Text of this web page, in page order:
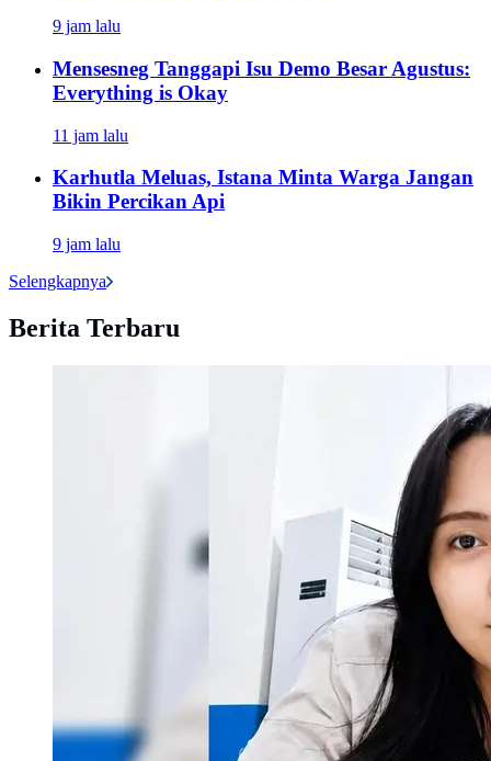
9 jam lalu
Mensesneg Tanggapi Isu Demo Besar Agustus:
Everything is Okay
11 jam lalu
Karhutla Meluas, Istana Minta Warga Jangan
Bikin Percikan Api
9 jam lalu
Selengkapnya
Berita Terbaru